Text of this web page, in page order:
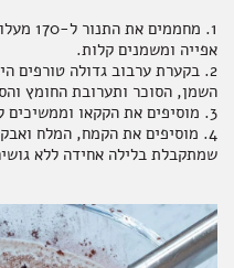
1.
אפייה ומשמנים קלות.
2. בקערת ערבוב גדולה טורפים
השמן, הסוכר ותערובת החומץ
3. מוסיפים את הקקאו וממשיכים לערבב עד שהוא נטמע בתערובת.
4. מוסיפים את הקמח, המלח
שמתקבלת בלילה אחידה ללא